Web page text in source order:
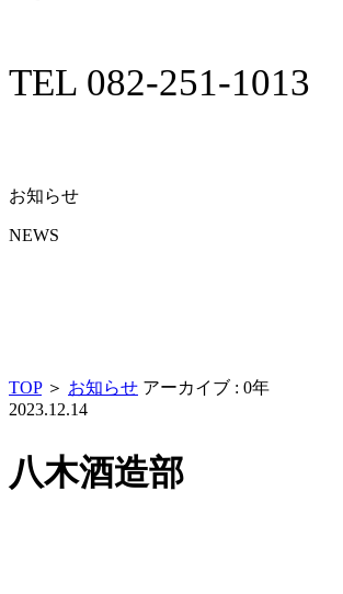
TEL 082-251-1013
お知らせ
NEWS
TOP＞ お知らせ アーカイブ : 0年
2023.12.14
八木酒造部